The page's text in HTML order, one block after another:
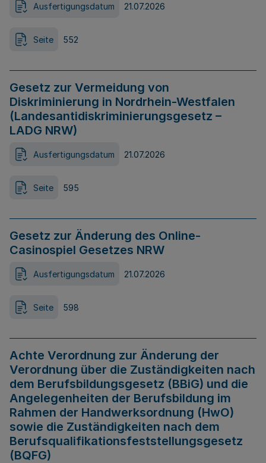
Ausfertigungsdatum 21.07.2026
Seite 552
Gesetz zur Vermeidung von
Diskriminierung in Nordrhein-Westfalen
(Landesantidiskriminierungsgesetz –
LADG NRW)
Ausfertigungsdatum 21.07.2026
Seite 595
Gesetz zur Änderung des Online-
Casinospiel Gesetzes NRW
Ausfertigungsdatum 21.07.2026
Seite 598
Achte Verordnung zur Änderung der
Verordnung über die Zuständigkeiten nach
dem Berufsbildungsgesetz (BBiG) und die
Angelegenheiten der Berufsbildung im
Rahmen der Handwerksordnung (HwO)
sowie die Zuständigkeiten nach dem
Berufsqualifikationsfeststellungsgesetz
(BQFG)